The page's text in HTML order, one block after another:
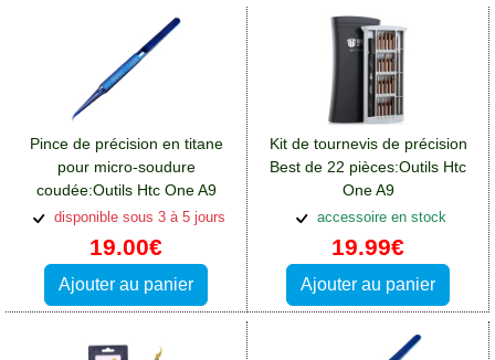
Pince de précision en titane
pour micro-soudure
coudée:Outils Htc One A9
disponible sous 3 à 5 jours
19.00€
Ajouter au panier
Kit de tournevis de précision
Best de 22 pièces:Outils Htc
One A9
accessoire en stock
19.99€
Ajouter au panier